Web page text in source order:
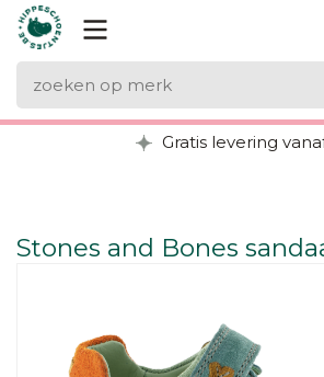
Gratis levering
Stones and Bones